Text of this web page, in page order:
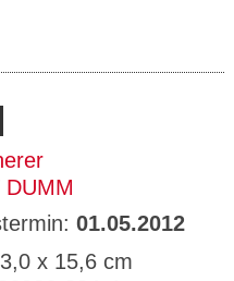
DUMM
01.05.2012
x 15,6 cm